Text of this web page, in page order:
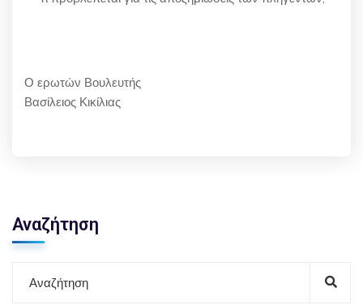
Ο ερωτών Βουλευτής
Βασίλειος Κικίλιας
Αναζήτηση